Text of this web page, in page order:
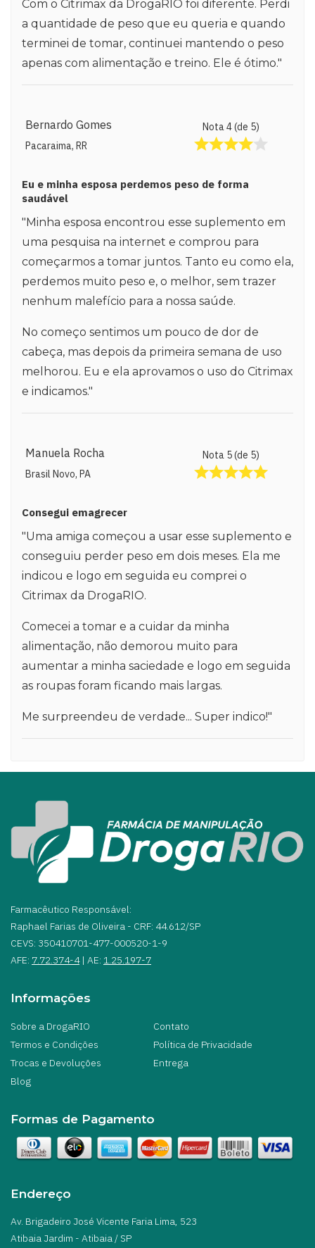
Com o Citrimax da DrogaRIO foi diferente. Perdi
a quantidade de peso que eu queria e quando
terminei de tomar, continuei mantendo o peso
apenas com alimentação e treino. Ele é ótimo."
Bernardo Gomes
Pacaraima, RR
Nota 4 (de 5)
Eu e minha esposa perdemos peso de forma
saudável
"Minha esposa encontrou esse suplemento em
uma pesquisa na internet e comprou para
começarmos a tomar juntos. Tanto eu como ela,
perdemos muito peso e, o melhor, sem trazer
nenhum malefício para a nossa saúde.
No começo sentimos um pouco de dor de
cabeça, mas depois da primeira semana de uso
melhorou. Eu e ela aprovamos o uso do Citrimax
e indicamos."
Manuela Rocha
Brasil Novo, PA
Nota 5 (de 5)
Consegui emagrecer
"Uma amiga começou a usar esse suplemento e
conseguiu perder peso em dois meses. Ela me
indicou e logo em seguida eu comprei o
Citrimax da DrogaRIO.
Comecei a tomar e a cuidar da minha
alimentação, não demorou muito para
aumentar a minha saciedade e logo em seguida
as roupas foram ficando mais largas.
Me surpreendeu de verdade... Super indico!"
Farmacêutico Responsável:
Raphael Farias de Oliveira - CRF: 44.612/SP
CEVS: 350410701-477-000520-1-9
AFE: 7.72.374-4| AE: 1.25.197-7
Informações
Sobre a DrogaRIO
Contato
Termos e Condições
Política de Privacidade
Trocas e Devoluções
Entrega
Blog
Formas de Pagamento
Endereço
Av. Brigadeiro José Vicente Faria Lima, 523
Atibaia Jardim - Atibaia / SP